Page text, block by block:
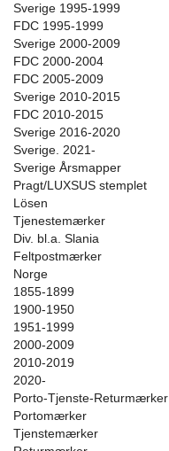
Sverige 1995-1999
FDC 1995-1999
Sverige 2000-2009
FDC 2000-2004
FDC 2005-2009
Sverige 2010-2015
FDC 2010-2015
Sverige 2016-2020
Sverige. 2021-
Sverige Årsmapper
Pragt/LUXSUS stemplet
Lösen
Tjenestemærker
Div. bl.a. Slania
Feltpostmærker
Norge
1855-1899
1900-1950
1951-1999
2000-2009
2010-2019
2020-
Porto-Tjenste-Returmærker
Portomærker
Tjenstemærker